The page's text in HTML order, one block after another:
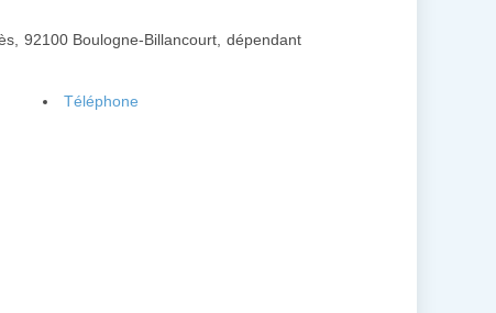
92100 Boulogne-Billancourt, dépendant
Téléphone